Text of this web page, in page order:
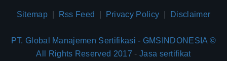
Sitemap Rss Feed Privacy Policy Disclaimer
PT. Global Manajemen Sertifikasi - GMSINDONESIA ©
All Rights Reserved 2017 - Jasa sertifikat